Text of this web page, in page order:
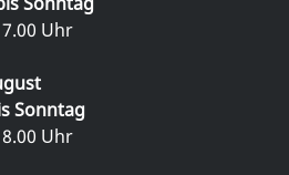
Uhr
Sonntag
Uhr